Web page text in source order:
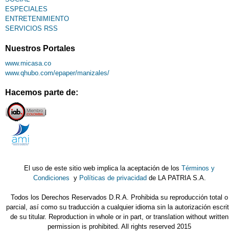
ESPECIALES
ENTRETENIMIENTO
SERVICIOS RSS
Nuestros Portales
www.micasa.co
www.qhubo.com/epaper/manizales/
Hacemos parte de:
El uso de este sitio web implica la aceptación de losTérminos y
Condiciones y Políticas de privacidad de LA PATRIA S.A.
Todos los Derechos Reservados D.R.A. Prohibida su reproducción total o
parcial, así como su traducción a cualquier idioma sin la autorización
de su titular. Reproduction in whole or in part, or translation without written
permission is prohibited. All rights reserved 2015